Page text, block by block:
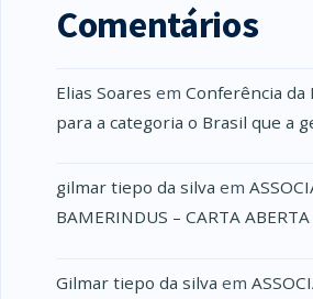
Comentários
Elias Soares em Conferência da
para a categoria o Brasil que a
gilmar tiepo da silva em
BAMERINDUS – CARTA ABERTA
Gilmar tiepo da silva em